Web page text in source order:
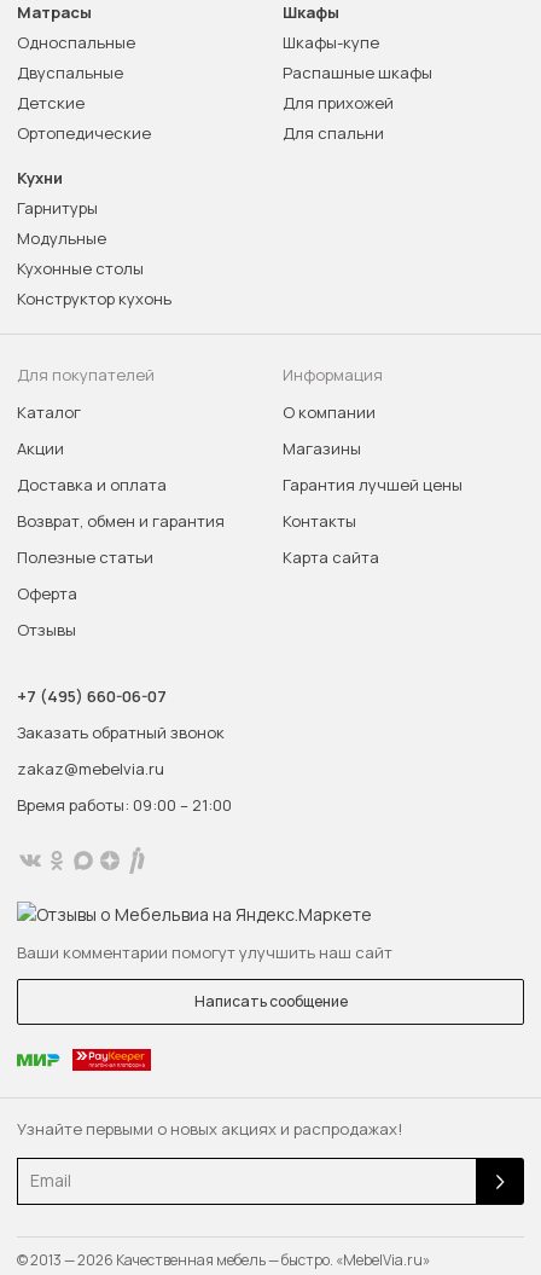
Узнайте первыми о новых акциях и распродажах!
Email
Матрасы
Односпальные
Двуспальные
Детские
Ортопедические
Шкафы
Шкафы-купе
Распашные шкафы
Для прихожей
Для спальни
Кухни
Гарнитуры
Модульные
Кухонные столы
Конструктор кухонь
Для покупателей
Каталог
Акции
Доставка и оплата
Возврат, обмен и гарантия
Полезные статьи
Оферта
Отзывы
Информация
О компании
Магазины
Гарантия лучшей цены
Контакты
Карта сайта
+7 (495) 660-06-07
Заказать обратный звонок
zakaz@mebelvia.ru
Время работы: 09:00 – 21:00
Ваши комментарии помогут улучшить наш сайт
Написать сообщение
© 2013 — 2026 Качественная мебель — быстро. «MebelVia.ru»